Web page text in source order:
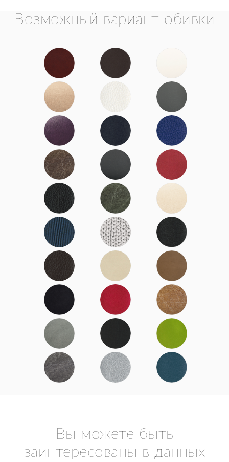
Возможный вариант обивки
Вы можете быть
заинтересованы в данных